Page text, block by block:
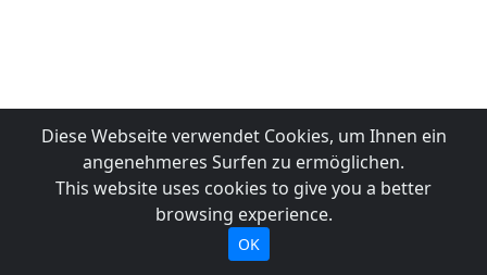
Diese Webseite verwendet Cookies, um Ihnen ein
angenehmeres Surfen zu ermöglichen.
This website uses cookies to give you a better
browsing experience.
OK